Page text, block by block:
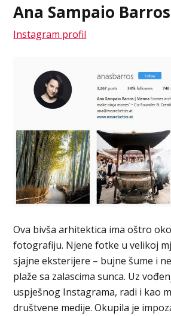
Ana Sampaio Barros
Instagram profil
Ova bivša arhitektica ima oštro
fotografiju. Njene fotke u velikoj
sjajne eksterijere – bujne šume i
plaže sa zalascima sunca. Uz
uspješnog Instagrama, radi i kao
društvene medije. Okupila je